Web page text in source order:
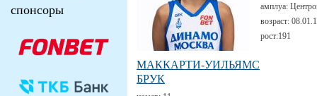
МАККАРТИ-УИЛЬЯМС
БРУК
амплуа:
возраст:
рост:191
спонсоры